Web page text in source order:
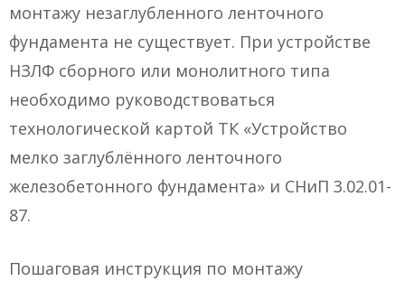
монтажу незаглубленного ленточного
фундамента не существует. При устройстве
НЗЛФ сборного или монолитного типа
необходимо руководствоваться
технологической картой ТК «Устройство
мелко заглублённого ленточного
железобетонного фундамента» и СНиП 3.02.01-
87.
Пошаговая инструкция по монтажу